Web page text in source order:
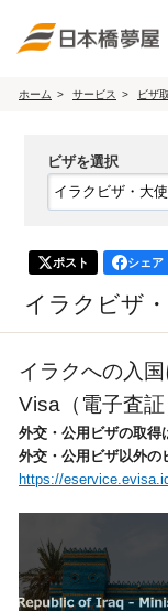
海外航空券
（日本発・海外発・世界一周）
海外手配ト
航空券
貸切バス・ハイヤ
選ばれる理由
ホーム サービス ビザ
ビザを選択
ポスト シェア
イラクビザ
イラクへの入
Visa（電子査証
外交・公用ビザの取得
外交・公用ビザ以外の
https://